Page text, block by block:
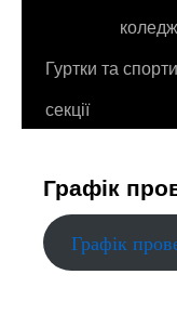
коледж
Гуртки та
секції
Графік
Графік